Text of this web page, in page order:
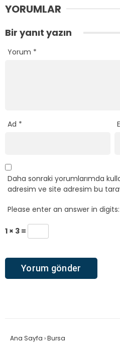
YORUMLAR
Bir yanıt yazın
Yorum *
Ad *
Daha sonraki yorumlarımda
adresim ve site adresim bu
Please enter an answer in digits:
1 × 3 =
Ana Sayfa ›Bursa